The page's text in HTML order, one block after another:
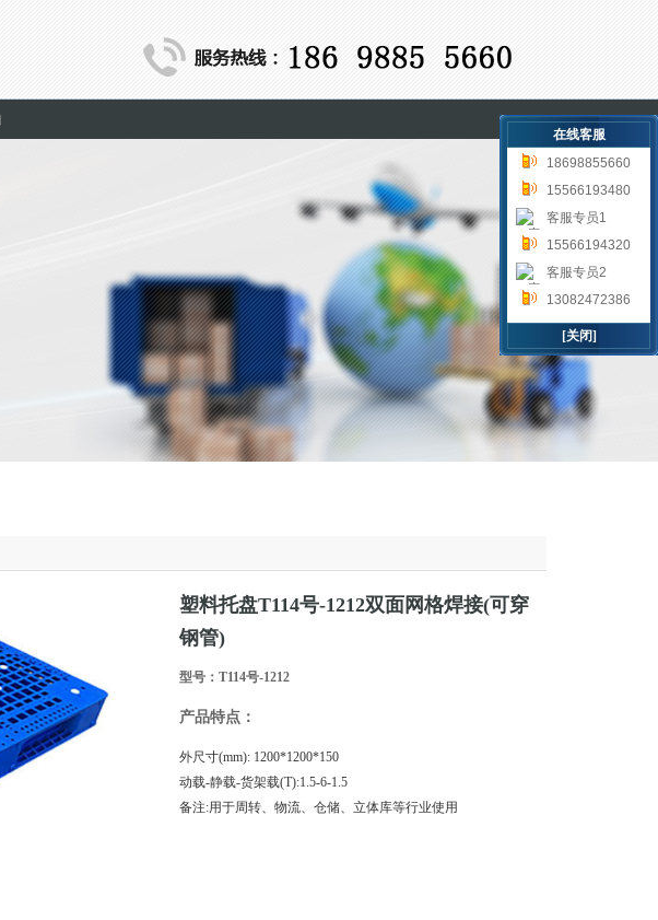
塑料托盘T114号-1212双面网格焊接(可穿
钢管)
型号：T114号-1212
产品特点：
外尺寸(mm): 1200*1200*150
动载-静载-货架载(T):1.5-6-1.5
备注:用于周转、物流、仓储、立体库等行业使用
在线客服
18698855660
15566193480
客服专员1
15566194320
客服专员2
13082472386
[关闭]